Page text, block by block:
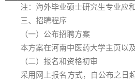
注：海外毕业硕士研究生专业应
三、招聘程序
（一）公布招聘方案
本方案在河南中医药大学主页以
（二）报名和资格初审
采用网上报名方式，自公布之